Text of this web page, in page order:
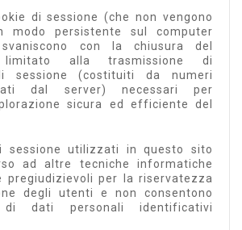
di sessione (che non vengono
modo persistente sul computer
con la chiusura del
alla trasmissione di
sessione (costituiti da numeri
dal server) necessari per
sicura ed efficiente del
sessione utilizzati in questo sito
ad altre tecniche informatiche
pregiudizievoli per la riservatezza
degli utenti e non consentono
di dati personali identificativi